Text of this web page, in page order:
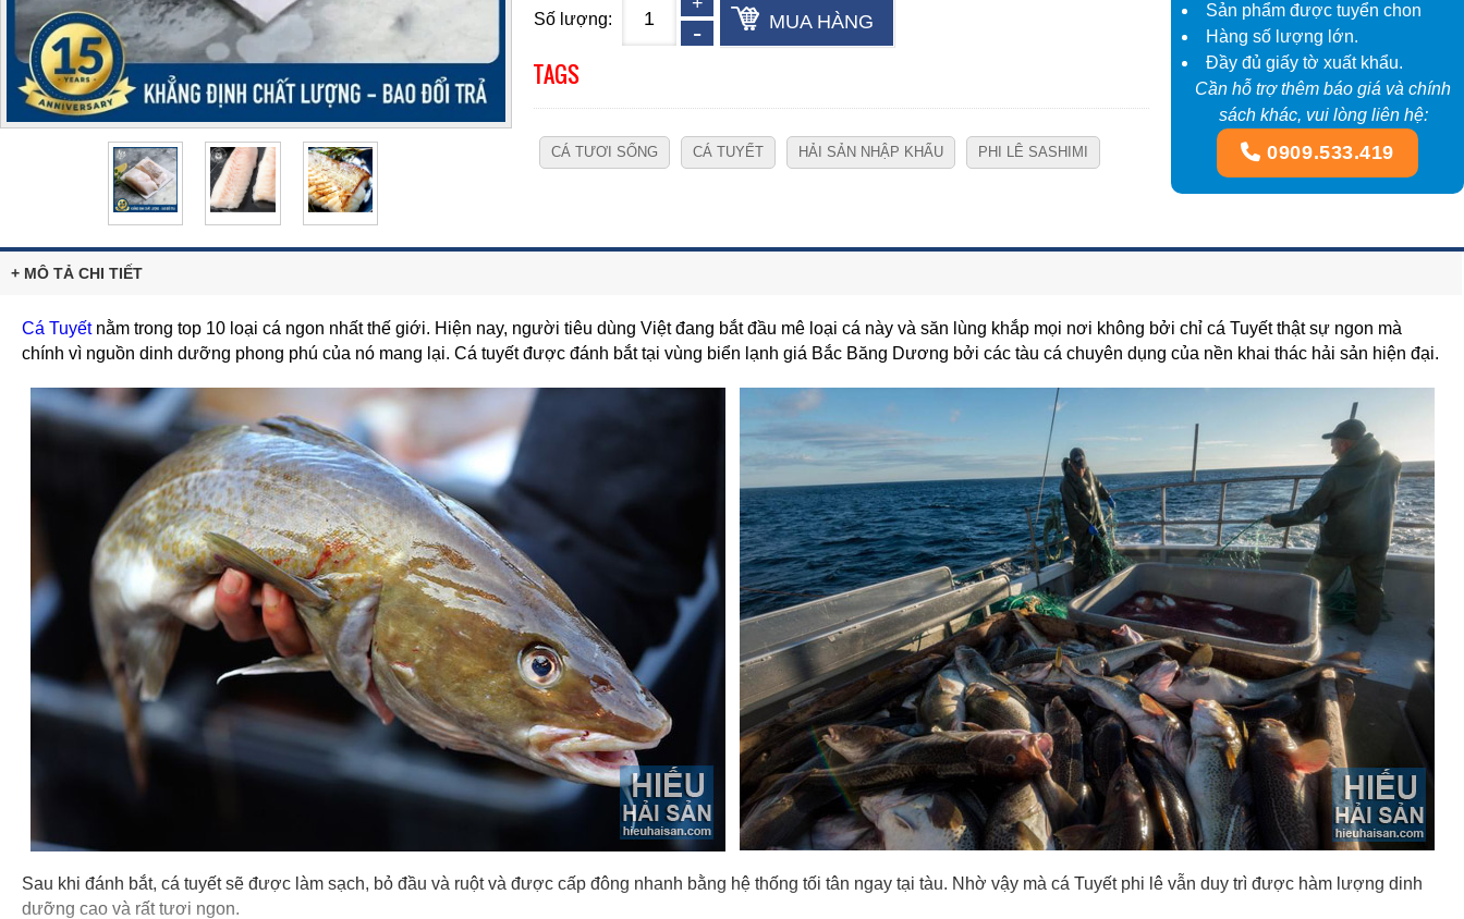
Số lượng: MUA HÀNG
TAGS
CÁ TƯƠI SỐNG CÁ TUYẾT HẢI SẢN NHẬP KHẨU PHI LÊ SASHIMI
Sản phẩm được tuyển chon
Hàng số lượng lớn.
Đầy đủ giấy tờ xuất khẩu.
Cần hỗ trợ thêm báo giá và chính
sách khác, vui lòng liên hệ:
0909.533.419
+ MÔ TẢ CHI TIẾT
Cá Tuyếtnằm trong top 10 loại cá ngon nhất thế giới. Hiện nay, người tiêu dùng Việt đang bắt đầu mê loại cá này và săn lùng khắp mọi nơi không bởi chỉ cá Tuyết thật sự ngon mà
chính vì nguồn dinh dưỡng phong phú của nó mang lại. Cá tuyết được đánh bắt tại vùng biển lạnh giá Bắc Băng Dương bởi các tàu cá chuyên dụng của nền khai thác hải sản hiện đại.
Sau khi đánh bắt, cá tuyết sẽ được làm sạch, bỏ đầu và ruột và được cấp đông nhanh bằng hệ thống tối tân ngay tại tàu. Nhờ vậy mà cá Tuyết phi lê vẫn duy trì được hàm lượng dinh
dưỡng cao và rất tươi ngon.